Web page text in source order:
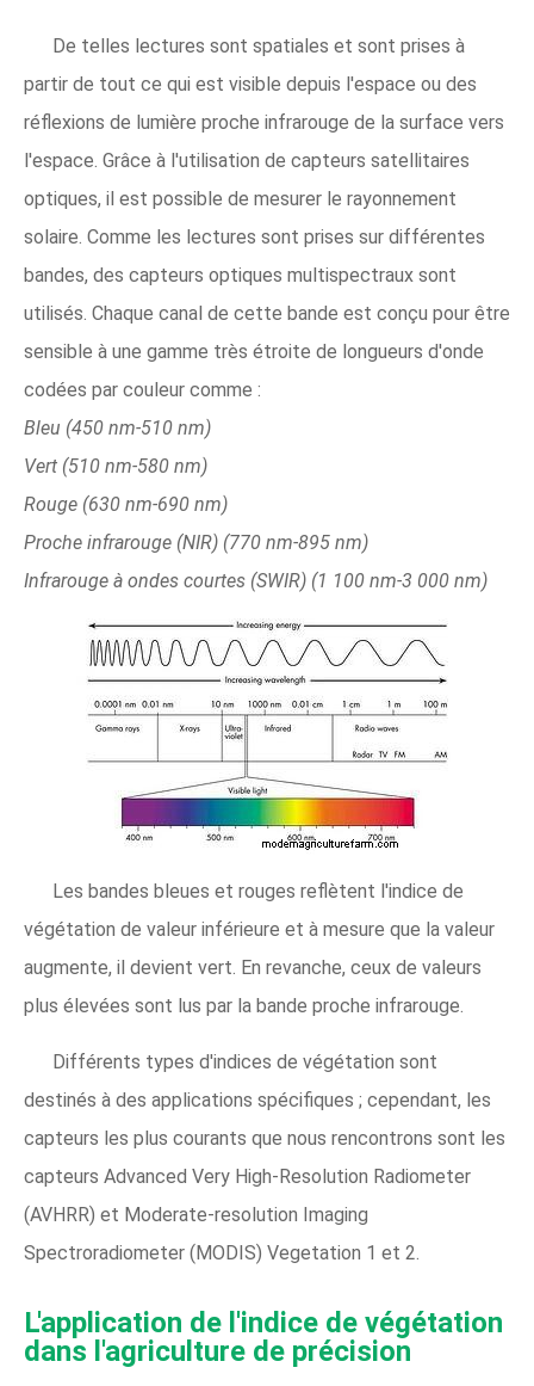
De telles lectures sont spatiales et sont prises à
partir de tout ce qui est visible depuis l'espace ou des
réflexions de lumière proche infrarouge de la surface vers
l'espace. Grâce à l'utilisation de capteurs satellitaires
optiques, il est possible de mesurer le rayonnement
solaire. Comme les lectures sont prises sur différentes
bandes, des capteurs optiques multispectraux sont
utilisés. Chaque canal de cette bande est conçu pour être
sensible à une gamme très étroite de longueurs d'onde
codées par couleur comme :
Bleu (450 nm-510 nm)
Vert (510 nm-580 nm)
Rouge (630 nm-690 nm)
Proche infrarouge (NIR) (770 nm-895 nm)
Infrarouge à ondes courtes (SWIR) (1 100 nm-3 000 nm)
Les bandes bleues et rouges reflètent l'indice de
végétation de valeur inférieure et à mesure que la valeur
augmente, il devient vert. En revanche, ceux de valeurs
plus élevées sont lus par la bande proche infrarouge.
Différents types d'indices de végétation sont
destinés à des applications spécifiques ; cependant, les
capteurs les plus courants que nous rencontrons sont les
capteurs Advanced Very High-Resolution Radiometer
(AVHRR) et Moderate-resolution Imaging
Spectroradiometer (MODIS) Vegetation 1 et 2.
L'application de l'indice de végétation
dans l'agriculture de précision